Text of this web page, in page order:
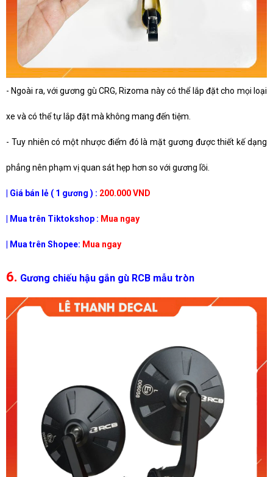
- Ngoài ra, với gương gù CRG, Rizoma này có thể lắp đặt cho mọi loại
xe và có thể tự lắp đặt mà không mang đến tiệm.
- Tuy nhiên có một nhược điểm đó là mặt gương được thiết kế dạng
phẳng nên phạm vị quan sát hẹp hơn so với gương lồi.
| Giá bán lẻ ( 1 gương ) : 200.000 VND
| Mua trên Tiktokshop : Mua ngay
| Mua trên Shopee: Mua ngay
6. Gương chiếu hậu gắn gù RCB mẫu tròn